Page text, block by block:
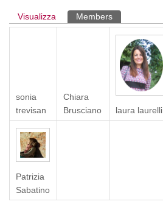
Schede primarie
Visualizza Members
sonia
trevisan
Chiara
Brusciano
laura laurelli
Patrizia
Sabatino